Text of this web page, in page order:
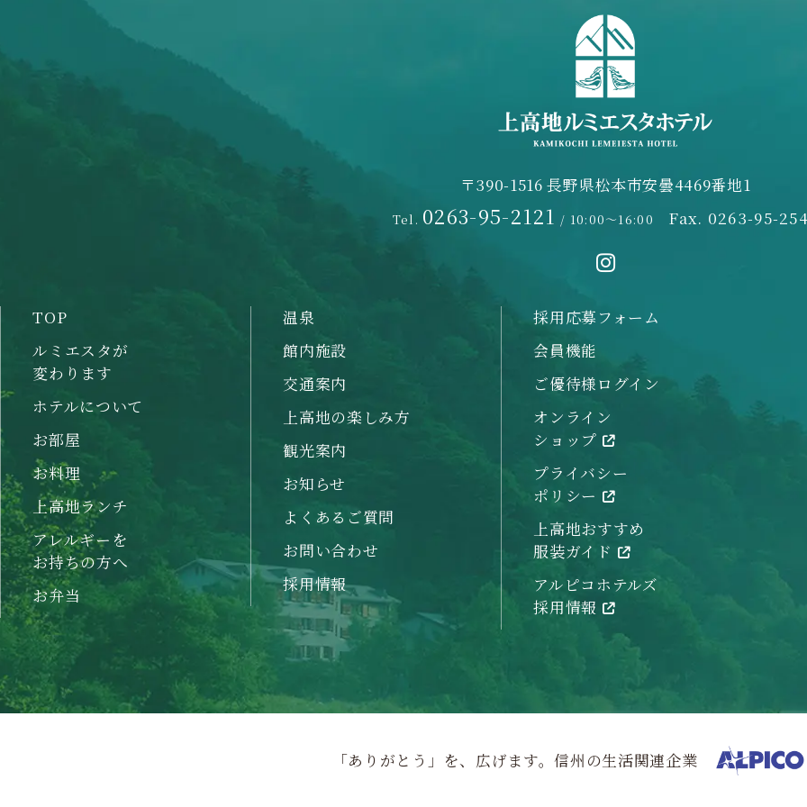
〒390-1516 長野県松本市安曇4469番地1
Tel. 0263-95-2121 / 10:00～16:00 Fax. 0263-95-
TOP
ルミエスタが
変わります
ホテルについて
お部屋
お料理
上高地ランチ
アレルギーを
お持ちの方へ
お弁当
温泉
館内施設
交通案内
上高地の楽しみ方
観光案内
お知らせ
よくあるご質問
お問い合わせ
採用情報
採用応募フォーム
会員機能
ご優待様ログイン
オンライン
ショップ
プライバシー
ポリシー
上高地おすすめ
服装ガイド
アルピコホテルズ
採用情報
「ありがとう」を、広げます。信州の生活関連企業